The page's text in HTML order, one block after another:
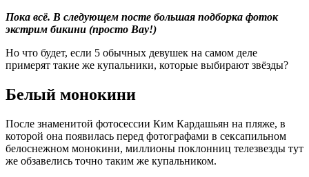
Пока всё. В следующем посте большая подборка фоток
экстрим бикини (просто Вау!)
Но что будет, если 5 обычных девушек на самом деле
примерят такие же купальники, которые выбирают звёзды?
Белый монокини
После знаменитой фотосессии Ким Кардашьян на пляже, в
которой она появилась перед фотографами в сексапильном
белоснежном монокини, миллионы поклонниц телезвезды тут
же обзавелись точно таким же купальником.